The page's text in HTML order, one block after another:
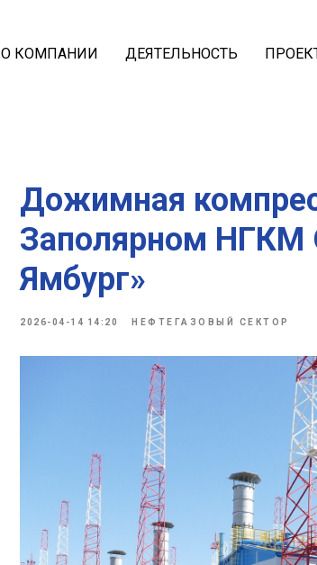
О КОМПАНИИ ДЕЯТЕЛЬНОСТЬ
Дожимная
Заполярном НГКМ
Ямбург»
2026-04-14 14:20 НЕФТЕГАЗОВЫЙ СЕКТОР